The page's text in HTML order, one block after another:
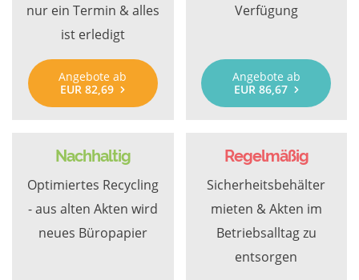
nur ein Termin & alles
ist erledigt
Angebote ab
EUR 82,69
Verfügung
Angebote ab
EUR 86,67
Nachhaltig
Optimiertes Recycling
- aus alten Akten wird
neues Büropapier
Regelmäßig
Sicherheitsbehälter
mieten & Akten im
Betriebsalltag zu
entsorgen